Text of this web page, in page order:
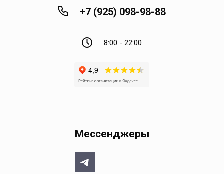
+7 (925) 098-98-88
8:00 - 22:00
Мессенджеры